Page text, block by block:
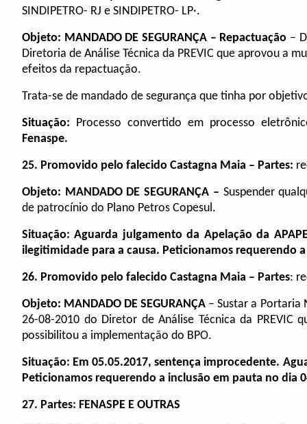
SINDIPETRO- RJ e SINDIPETRO- LP·.
Objeto: MANDADO DE SEGURANÇA – Repactuação –
Diretoria de Análise Técnica da PREVIC que aprovou a
efeitos da repactuação.
Trata-se de mandado de segurança que tinha por
Situação: Processo convertido em processo
Fenaspe.
25. Promovido pelo falecido Castagna Maia – Partes:
Objeto: MANDADO DE SEGURANÇA – Suspender
de patrocínio do Plano Petros Copesul.
Situação: Aguarda julgamento da Apelação da
ilegitimidade para a causa. Peticionamos requerendo
26. Promovido pelo falecido Castagna Maia – Partes:
Objeto: MANDADO DE SEGURANÇA – Sustar a Portaria
26-08-2010 do Diretor de Análise Técnica da PREVIC
possibilitou a implementação do BPO.
Situação: Em 05.05.2017, sentença improcedente.
Peticionamos requerendo a inclusão em pauta no dia
27. Partes: FENASPE E OUTRAS